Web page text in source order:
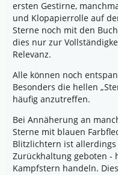
ersten Gestirne,
und Klopapierrolle auf
Sterne noch mit den
dies nur zur
Relevanz.
Alle können noch
Besonders die hellen
häufig anzutreffen.
Bei Annäherung an
Sterne mit blauen
Blitzlichtern ist
Zurückhaltung geboten -
Kampfstern handeln.